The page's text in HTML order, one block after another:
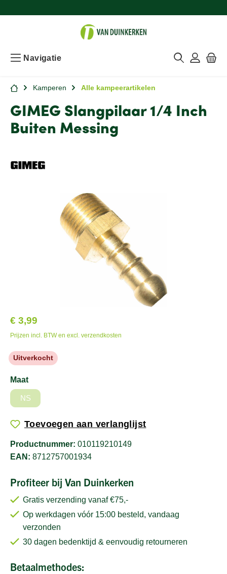
Navigatie
Kamperen Alle kampeerartikelen
GIMEG Slangpilaar 1/4 Inch
Buiten Messing
€ 3,99
Prijzen incl. BTW en excl. verzendkosten
Uitverkocht
Maat
NS
Toevoegen aan verlanglijst
Productnummer: 010119210149
EAN: 8712757001934
Profiteer bij Van Duinkerken
Gratis verzending vanaf €75,-
Op werkdagen vóór 15:00 besteld, vandaag
verzonden
30 dagen bedenktijd & eenvoudig retourneren
Betaalmethodes: